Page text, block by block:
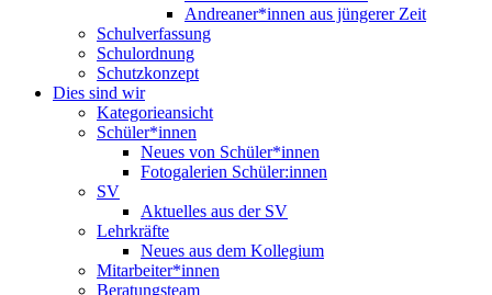
Andreaner*innen aus jüngerer Zeit
Schulverfassung
Schulordnung
Schutzkonzept
Dies sind wir
Kategorieansicht
Schüler*innen
Neues von Schüler*innen
Fotogalerien Schüler:innen
SV
Aktuelles aus der SV
Lehrkräfte
Neues aus dem Kollegium
Mitarbeiter*innen
Beratungsteam